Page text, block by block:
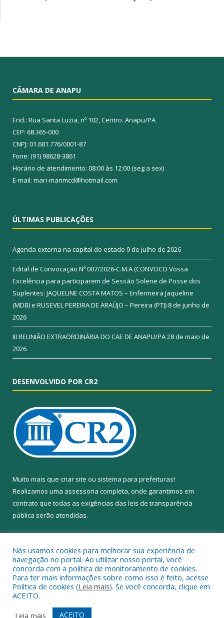
CÂMARA DE ANAPU
End.: Rua Santa Luzia, nº 102, Centro. Anapu/PA
CEP: 68.365-000
CNPJ: 01.681.776/0001-87
Fone: (91) 98628-3861
Horário de atendimento: 08:00 às 12:00 (seg a sex)
E-mail: mari-marimcd@hotmail.com
ÚLTIMAS PUBLICAÇÕES
Agenda externa na capital do estado 9 de julho de 2026
Edital de Convocação Nº 007/2026-C.M.A (CONVOCO Vossa
Excelência para participarem de Sessão Solene de Posse dos
Suplentes: JAQUELINE COSTA MATOS – Enfermeira Jaqueline
(MDB) e RUSEVEL PEREIRA DE ARAÚJO – Pereira (PT)) 8 de junho de
2026
III REUNIÃO EXTRAORDINÁRIA DO CAE DE ANAPU/PA28 de maio de
2026
DESENVOLVIDO POR CR2
Muito mais que criar site ou sistema para prefeituras!
Realizamos uma assessoria completa, onde garantimos em
contrato que todas as exigências das leis de transparência
pública serão atendidas.
Todos os direitos reservados a Câmara Municipal de Anapu.
Mapa do Site Acessar Área Administrativa
Nós usamos cookies para melhorar sua experiência de
navegação no portal. Ao utilizar nosso portal, você
concorda com a política de monitoramento de cookies.
Para ter mais informações sobre como isso é feito, acesse
Política de cookies (Leia mais). Se você concorda, clique em
ACEITO.
Leia mais
ACEITO